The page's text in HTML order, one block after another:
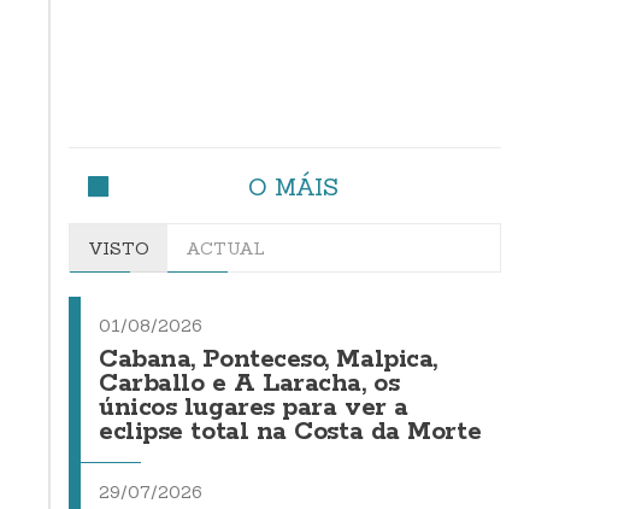
O MÁIS
VISTO ACTUAL
01/08/2026
Cabana, Ponteceso, Malpica,
Carballo e A Laracha, os
únicos lugares para ver a
eclipse total na Costa da Morte
29/07/2026